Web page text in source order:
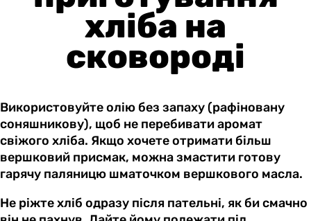
хліба на
сковороді
Використовуйте олію без запаху (рафіновану
соняшникову), щоб не перебивати аромат
свіжого хліба. Якщо хочете отримати більш
вершковий присмак, можна змастити готову
гарячу паляницю шматочком вершкового масла.
Не ріжте хліб одразу після пательні, як би смачно